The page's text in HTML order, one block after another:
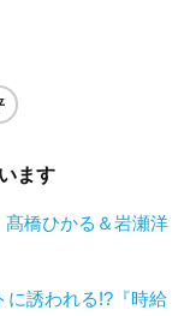
ます
橋ひかる＆岩瀬洋
に誘われる!?『時給